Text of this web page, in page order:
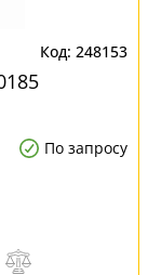
248153
По запросу